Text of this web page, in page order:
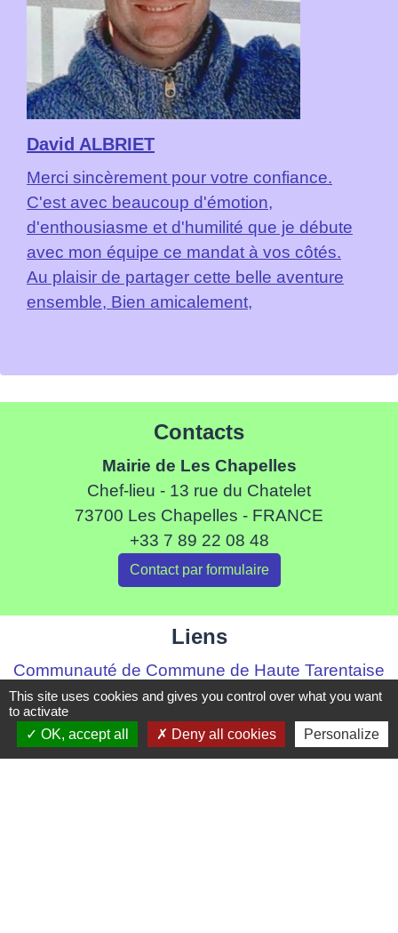
David ALBRIET
Merci sincèrement pour votre confiance.
C'est avec beaucoup d'émotion,
d'enthousiasme et d'humilité que je débute
avec mon équipe ce mandat à vos côtés.
Au plaisir de partager cette belle aventure
ensemble, Bien amicalement,
Contacts
Mairie de Les Chapelles
Chef-lieu - 13 rue du Chatelet
73700 Les Chapelles - FRANCE
+33 7 89 22 08 48
Contact par formulaire
Liens
Communauté de Commune de Haute Tarentaise
Service Public
Assemblée du Pays Tarentaise Vanoise
Conseil Départemental de Savoie
This site uses cookies and gives you control over what you want
to activate
OK, accept all
Deny all cookies Personalize